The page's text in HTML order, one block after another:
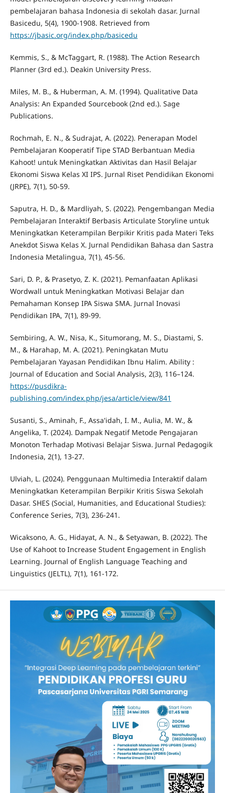
pembelajaran bahasa Indonesia di sekolah dasar. Jurnal
Basicedu, 5(4), 1900-1908. Retrieved from
https://jbasic.org/index.php/basicedu
Kemmis, S., & McTaggart, R. (1988). The Action Research
Planner (3rd ed.). Deakin University Press.
Miles, M. B., & Huberman, A. M. (1994). Qualitative Data
Analysis: An Expanded Sourcebook (2nd ed.). Sage
Publications.
Rochmah, E. N., & Sudrajat, A. (2022). Penerapan Model
Pembelajaran Kooperatif Tipe STAD Berbantuan Media
Kahoot! untuk Meningkatkan Aktivitas dan Hasil Belajar
Ekonomi Siswa Kelas XI IPS. Jurnal Riset Pendidikan Ekonomi
(JRPE), 7(1), 50-59.
Saputra, H. D., & Mardliyah, S. (2022). Pengembangan Media
Pembelajaran Interaktif Berbasis Articulate Storyline untuk
Meningkatkan Keterampilan Berpikir Kritis pada Materi Teks
Anekdot Siswa Kelas X. Jurnal Pendidikan Bahasa dan Sastra
Indonesia Metalingua, 7(1), 45-56.
Sari, D. P., & Prasetyo, Z. K. (2021). Pemanfaatan Aplikasi
Wordwall untuk Meningkatkan Motivasi Belajar dan
Pemahaman Konsep IPA Siswa SMA. Jurnal Inovasi
Pendidikan IPA, 7(1), 89-99.
Sembiring, A. W., Nisa, K., Situmorang, M. S., Diastami, S.
M., & Harahap, M. A. (2021). Peningkatan Mutu
Pembelajaran Yayasan Pendidikan Ibnu Halim. Ability :
Journal of Education and Social Analysis, 2(3), 116–124.
https://pusdikra-
publishing.com/index.php/jesa/article/view/841
Susanti, S., Aminah, F., Assa'idah, I. M., Aulia, M. W., &
Angelika, T. (2024). Dampak Negatif Metode Pengajaran
Monoton Terhadap Motivasi Belajar Siswa. Jurnal Pedagogik
Indonesia, 2(1), 13-27.
Ulviah, L. (2024). Penggunaan Multimedia Interaktif dalam
Meningkatkan Keterampilan Berpikir Kritis Siswa Sekolah
Dasar. SHES (Social, Humanities, and Educational Studies):
Conference Series, 7(3), 236-241.
Wicaksono, A. G., Hidayat, A. N., & Setyawan, B. (2022). The
Use of Kahoot to Increase Student Engagement in English
Learning. Journal of English Language Teaching and
Linguistics (JELTL), 7(1), 161-172.